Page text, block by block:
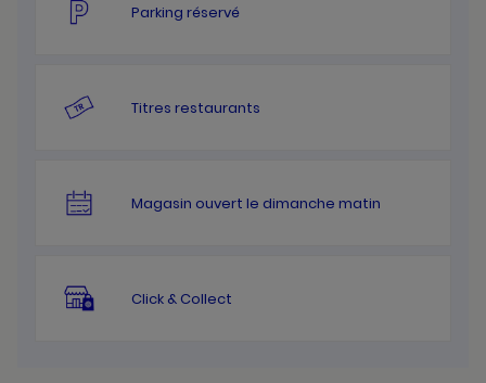
Parking réservé
Titres restaurants
Magasin ouvert le dimanche matin
Click & Collect